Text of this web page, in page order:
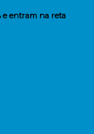
e entram na reta